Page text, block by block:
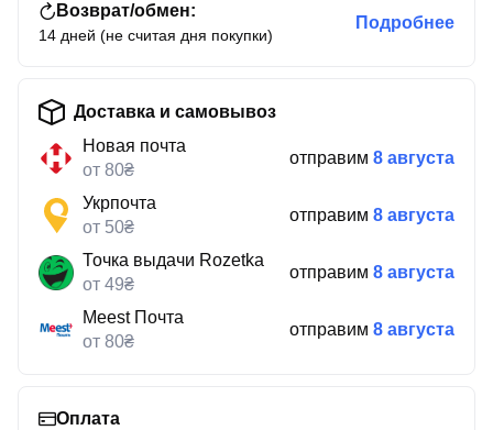
Возврат/обмен:
14 дней (не считая дня покупки)
Подробнее
Доставка и самовывоз
Новая почта
от 80₴
отправим 8 августа
Укрпочта
от 50₴
отправим 8 августа
Точка выдачи Rozetka
от 49₴
отправим 8 августа
Meest Почта
от 80₴
отправим 8 августа
Оплата